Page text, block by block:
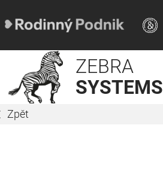
ZEBRA
SYSTEMS
Zpět